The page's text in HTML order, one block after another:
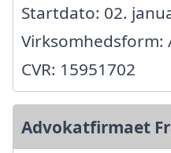
Startdato: 02.
Virksomhedsform:
CVR: 15951702
Advokatfirmaet